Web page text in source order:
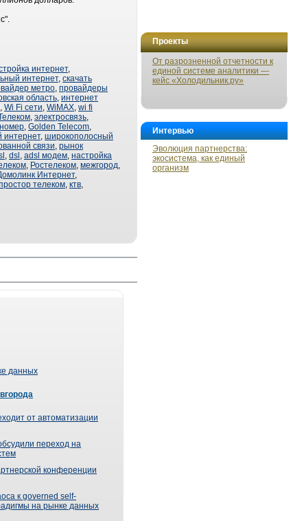
Проекты
От разрозненной отчетности к
единой системе аналитики —
кейс «Холодильник.ру»
Интервью
Эволюция партнерства:
экосистема, как единый
организм
интернет,
интернет, скачать
метро, провайдеры
область, интернет
, Wi Fi сети, WiMAX, wi fi
, электросвязь,
, Golden Telecom,
, широкополосный
связи, рынок
, dsl , adsl модем, настройка
, Ростелеком, межгород,
Интернет,
телеком, ктв,
данных
от автоматизации
переход на
конференции
к governed self-
на рынке данных